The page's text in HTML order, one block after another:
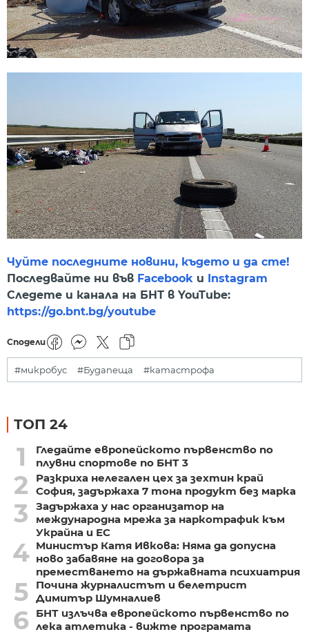
Чуйте последните новини, където и да сте!
Последвайте ни във Facebook и Instagram
Следете и канала на БНТ в YouTube:
https://go.bnt.bg/youtube
Сподели
#микробус #Будапеща #катастрофа
ТОП 24
1
Гледайте европейското първенство по
плувни спортове по БНТ 3
2
Разкриха нелегален цех за зехтин край
София, задържаха 7 тона продукт без марка
3
Задържаха у нас организатор на
международна мрежа за наркотрафик към
Украйна и ЕС
4 Министър Катя Ивкова: Няма да допусна
ново забавяне на договора за
преместването на държавната психиатрия
5
Почина журналистът и белетрист
Димитър Шумналиев
6
БНТ излъчва европейското първенство по
лека атлетика - вижте програмата